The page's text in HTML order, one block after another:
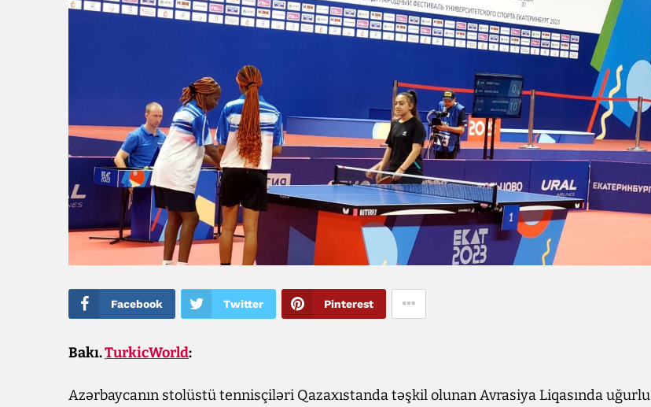
Facebook Twitter Pinterest
Bakı.TurkicWorld:
Azərbaycanın stolüstü tennisçiləri Qazaxıstanda təşkil olunan Avrasiya Liqasında uğurlu